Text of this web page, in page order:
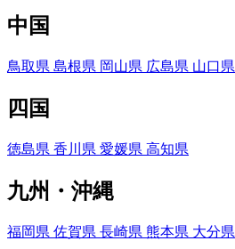
中国
鳥取県 島根県 岡山県 広島県 山口県
四国
徳島県 香川県 愛媛県 高知県
九州・沖縄
福岡県 佐賀県 長崎県 熊本県 大分県